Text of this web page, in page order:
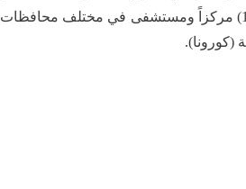
من المشاريع الطبية والصحية التي تقدم خدماتها بالمجان، كما أنشأت (19) مركزاً ومستشفى في مختلف محافظات
(كورونا).